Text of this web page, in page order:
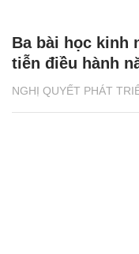
NGHỊ QUYẾT PHÁT
Ba bài học kinh
tiễn điều hành